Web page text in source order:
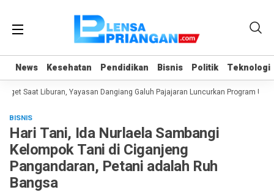
News Kesehatan Pendidikan Bisnis Politik Teknologi
News Kesehatan Pendidikan Bisnis Politik Teknologi
Saat Liburan, Yayasan Dangiang Galuh Pajajaran Luncurkan Program ULAS
BISNIS
Hari Tani, Ida Nurlaela Sambangi
Kelompok Tani di Ciganjeng
Pangandaran, Petani adalah Ruh
Bangsa